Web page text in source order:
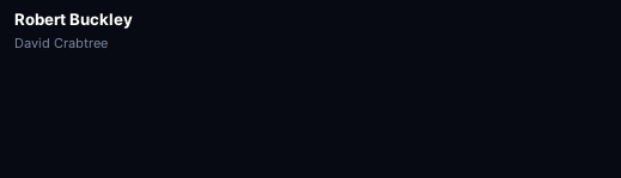
Robert Buckley
David Crabtree